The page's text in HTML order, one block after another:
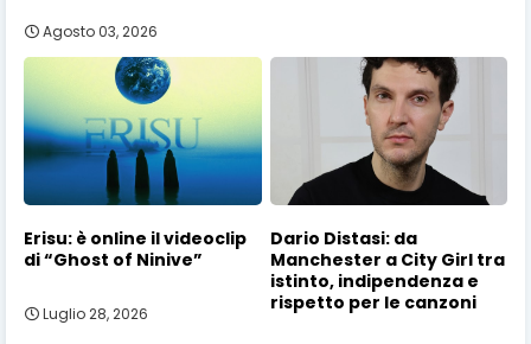
Agosto 03, 2026
Erisu: è online il videoclip
di “Ghost of Ninive”
Luglio 28, 2026
Dario Distasi: da
Manchester a City Girl tra
istinto, indipendenza e
rispetto per le canzoni